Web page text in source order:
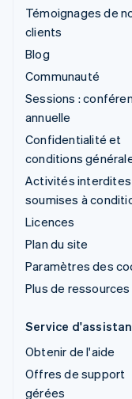
Témoignages de
clients
Blog
Communauté
Sessions :
annuelle
Confidentialité et
conditions
Activités interdites
soumises à
Licences
Plan du site
Paramètres des
Plus de ressources
Service
Obtenir de l'aide
Offres de support
gérées